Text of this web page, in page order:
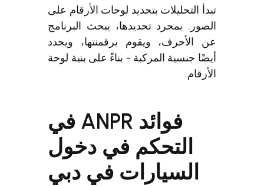
تبدأ التحليلات بتحديد لوحات الأرقام على
الصور. بمجرد تحديدها، يبحث البرنامج
عن الأحرف، ويقوم برقمنتها، ويحدد
أيضًا جنسية المركبة - بناءً على بنية لوحة
فوائد ANPR في
التحكم في دخول
السيارات في دبي